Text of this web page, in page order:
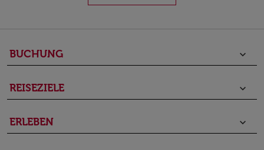
BUCHUNG keyboard_arrow_down
REISEZIELE keyboard_arrow_down
ERLEBEN keyboard_arrow_down